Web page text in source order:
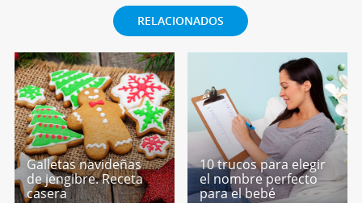
RELACIONADOS
Galletas navideñas
de jengibre. Receta
casera
10 trucos para elegir
el nombre perfecto
para el bebé